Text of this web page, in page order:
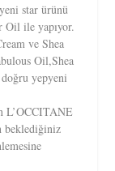
star ürünü
ile yapıyor.
ve Shea
Oil,Shea
yepyeni
L’OCCITANE
beklediğiniz